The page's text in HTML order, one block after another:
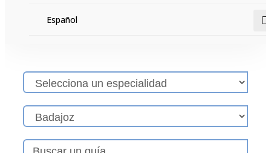
Español